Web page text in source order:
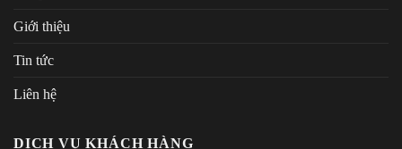
Giới thiệu
Tin tức
Liên hệ
DỊCH VỤ KHÁCH HÀNG